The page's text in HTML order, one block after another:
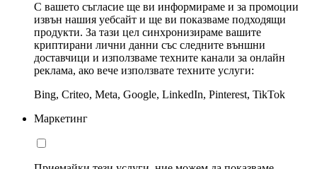
С вашето съгласие ще ви информираме и за промоции
извън нашия уебсайт и ще ви показваме подходящи
продукти. За тази цел синхронизираме вашите
криптирани лични данни със следните външни
доставчици и използваме техните канали за онлайн
реклама, ако вече използвате техните услуги:
Bing, Criteo, Meta, Google, LinkedIn, Pinterest, TikTok
Маркетинг